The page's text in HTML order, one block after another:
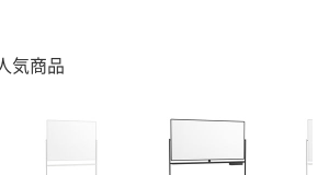
気商品